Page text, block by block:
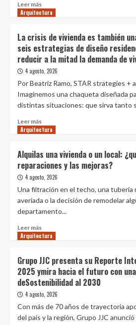
paisaje
entre
en
cada
rincón
Leer más
más
Paris
Express
impulsa
la
urbana
a
través
68
estaciones
por
arquitectos/as
Arquitectura
La crisis de vivienda es también
seis estrategias de diseño
reducir a la mitad la demanda de
4 agosto, 2026
Por Beatriz Ramo, STAR strategies +
Imaginemos una chaqueta diseñada
distintas situaciones: que sirva tanto
Leer más
más
crisis
de
vivienda
una
crisis
diseño:
seis
de
diseño
residencial
podrían
reducir
a
Arquitectura
Alquilas una vivienda o un local:
reparaciones y las mejoras?
4 agosto, 2026
Una filtración en el techo, una tubería
averiada o la decisión de remodelar
departamento...
Leer más
más
una
vivienda
o
un
¿quién
debe
Arquitectura
Grupo JJC presenta su Reporte
2025 ymira hacia el futuro con
deSostenibilidad al 2030
4 agosto, 2026
Con más de 70 años de trayectoria
del país y la región, Grupo JJC